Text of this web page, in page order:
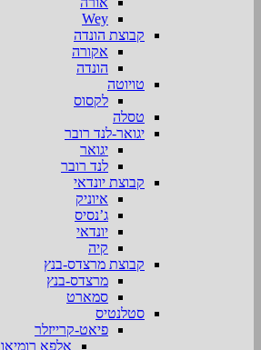
Wey
קבוצת הונדה
אקורה
הונדה
טויוטה
לקסוס
טסלה
יגואר-לנד רובר
יגואר
לנד רובר
קבוצת יונדאי
איוניק
ג’נסיס
יונדאי
קיה
קבוצת מרצדס-בנץ
מרצדס-בנץ
סמארט
סטלנטיס
פיאט-קרייזלר
אלפא רומיאו